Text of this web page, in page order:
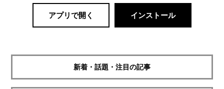
アプリで開く インストール
新着・話題・注目の記事